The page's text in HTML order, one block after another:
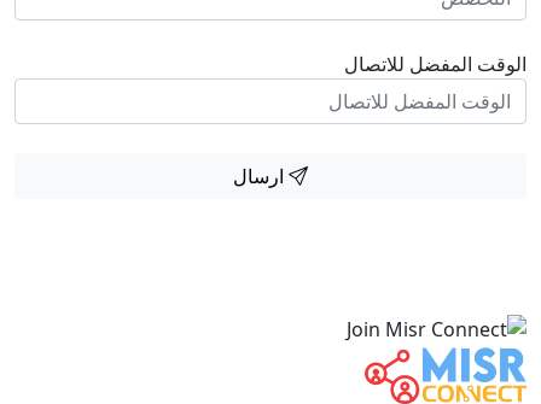
الوقت المفضل للاتصال
ارسال